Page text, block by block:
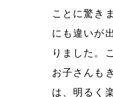
ことに驚き
にも違いが
りました。
お子さんも
は、明るく